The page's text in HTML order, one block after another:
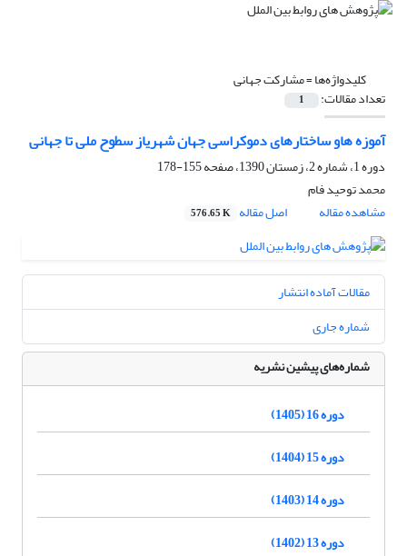
کلیدواژه‌ها =مشارکت جهانی
تعداد مقالات: 1
آموزه هاو ساختارهای دموکراسی جهان شهریاز سطوح ملی تا جهانی
دوره 1، شماره 2، زمستان 1390، صفحه
155-178
محمد توحید فام
مشاهده مقاله
اصل مقاله 576.65 K
مقالات آماده انتشار
شماره جاری
شماره‌های پیشین نشریه
دوره 16 (1405)
دوره 15 (1404)
دوره 14 (1403)
دوره 13 (1402)